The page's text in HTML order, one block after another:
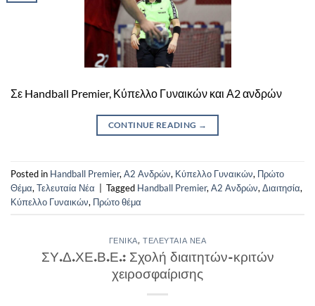
Σε Handball Premier, Κύπελλο Γυναικών και Α2 ανδρών
CONTINUE READING →
Posted in Handball Premier, Α2 Ανδρών, Κύπελλο Γυναικών, Πρώτο
Θέμα, Τελευταία Νέα Tagged Handball Premier, Α2 Ανδρών, Διαιτησία,
Κύπελλο Γυναικών, Πρώτο θέμα
ΓΕΝΙΚΆ,ΤΕΛΕΥΤΑΊΑ ΝΈΑ
ΣΥ.Δ.ΧΕ.Β.Ε.: Σχολή διαιτητών-κριτών
χειροσφαίρισης